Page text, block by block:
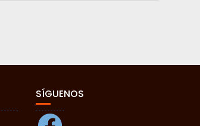
SÍGUENOS
Facebook